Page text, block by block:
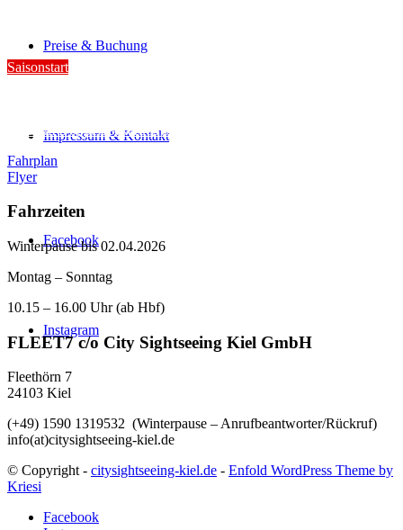
Preise & Buchung
Impressum & Kontakt
Facebook
Instagram
Saisonstart
unserem Doppeldeckerbus begrüßen zu dürfen!
Fahrplan
Flyer
Fahrzeiten
Winterpause bis 02.04.2026
Montag – Sonntag
10.15 – 16.00 Uhr (ab Hbf)
FLEET7 c/o City Sightseeing Kiel GmbH
Fleethörn 7
24103 Kiel
(+49) 1590 1319532 (Winterpause – Anrufbeantworter/Rückruf)
info(at)citysightseeing-kiel.de
© Copyright - citysightseeing-kiel.de - Enfold WordPress Theme by
Kriesi
Facebook